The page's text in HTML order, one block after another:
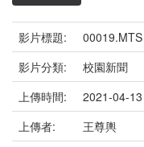
影片標題:
00019.MTS
影片分類:
校園新聞
上傳時間:
2021-04-
上傳者:
王尊輿